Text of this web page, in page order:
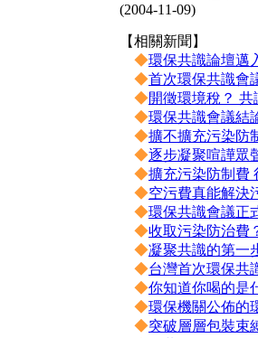
(2004-11-09)
【相關新聞】
◆環保共識論壇邁
◆首次環保共識會
◆開徵環境稅？
◆環保共識會議結
◆擴不擴充污染防
◆逐步凝聚喧譁眾
◆擴充污染防制費
◆空污費真能解決
◆環保共識會議正
◆收取污染防治費
◆凝聚共識的第一
◆台灣首次環保共
◆你知道你喝的是
◆環保機關公佈的
◆突破層層包裝束